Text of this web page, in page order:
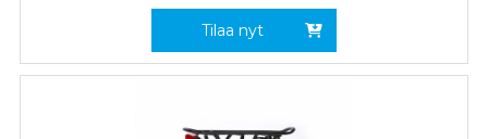
Tilaa nyt